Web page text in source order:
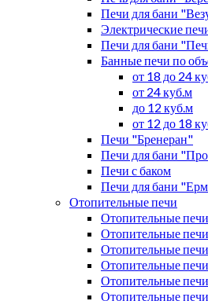
Печи для бани
Электрические
Печи для бани
Банные печи по
от 18 до 24
от 24 куб.м
до 12 куб.м
от 12 до 18
Печи "Бренеран"
Печи для бани
Печи с баком
Печи для бани
Отопительные печи
Отопительные
Отопительные
Отопительные
Отопительные
Отопительные
Отопительные